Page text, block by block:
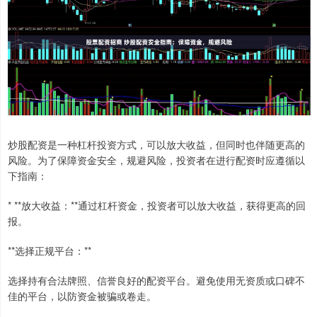
炒股配资是一种杠杆投资方式，可以放大收益，但同时也伴随更高的
风险。为了保障资金安全，规避风险，投资者在进行配资时应遵循以
下指南：
* **放大收益：**通过杠杆资金，投资者可以放大收益，获得更高的回
报。
**选择正规平台：**
选择持有合法牌照、信誉良好的配资平台。避免使用无资质或口碑不
佳的平台，以防资金被骗或卷走。